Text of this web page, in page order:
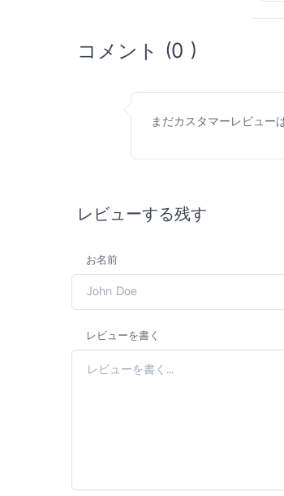
コメント (0 )
まだカスタマーレビュー
レビューする残す
お名前
レビューを書く